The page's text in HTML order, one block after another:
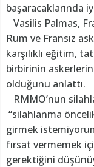
başaracaklarında
Vasilis Palmas,
Rum ve Fransız
karşılıklı eğitim,
birbirinin
olduğunu anlattı.
RMMO’nun
“silahlanma
girmek
fırsat vermemek
gerektiğini